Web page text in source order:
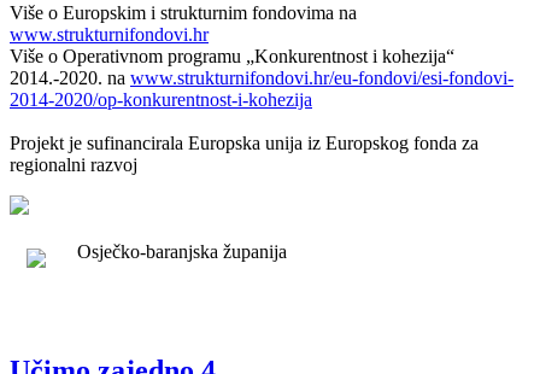
Više o Europskim i strukturnim fondovima na
www.strukturnifondovi.hr
Više o Operativnom programu „Konkurentnost i kohezija“
2014.-2020. na www.strukturnifondovi.hr/eu-fondovi/esi-fondovi-
2014-2020/op-konkurentnost-i-kohezija
Projekt je sufinancirala Europska unija iz Europskog fonda za
regionalni razvoj
Osječko-baranjska županija